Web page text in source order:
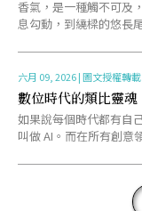
香氣，是一種觸不可及
息勾動，到繞樑的悠長
六月 09, 2026|圖文授權轉
數位時代的類比靈
如果說每個時代都有自
叫做 AI。而在所有創意